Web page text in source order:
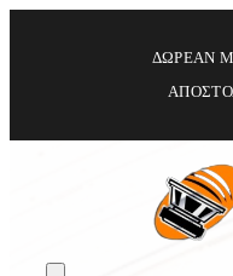
ΔΩΡΕΑΝ